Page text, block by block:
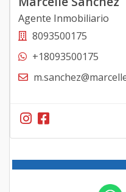
Agente Inmobiliario
8093500175
+18093500175